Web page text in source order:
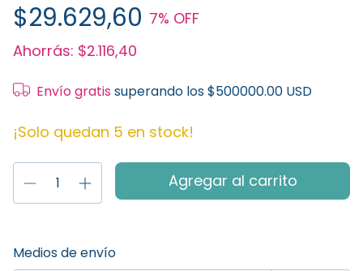
$29.629,60 7% OFF
Ahorrás: $2.116,40
Envío gratis superando los$500000.00 USD
¡Solo quedan 5 en stock!
Entregas para el CP:
Medios de envío